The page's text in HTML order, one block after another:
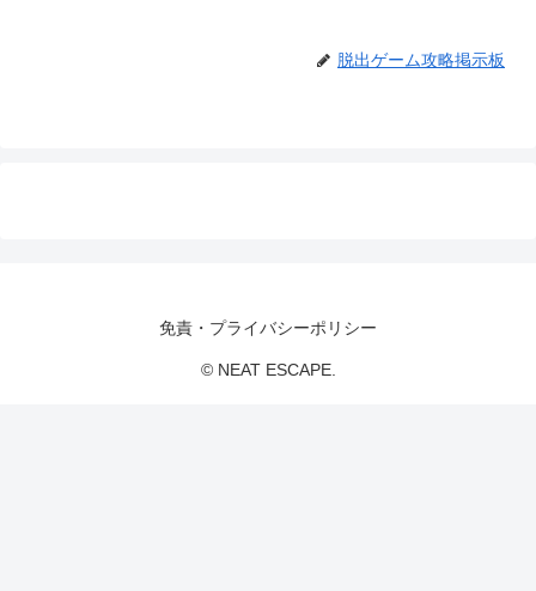
脱出ゲーム攻略掲示板
免責・プライバシーポリシー
© NEAT ESCAPE.